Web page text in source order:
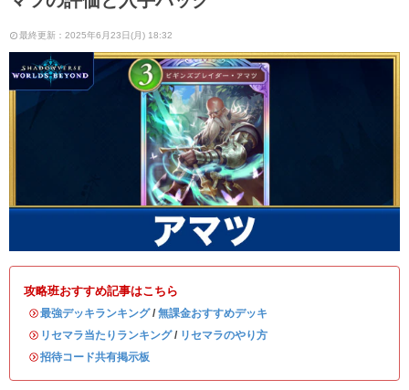
最終更新：2025年6月23日(月) 18:32
攻略班おすすめ記事はこちら
・最強デッキランキング/ 無課金おすすめデッキ
・ リセマラ当たりランキング/ リセマラのやり方
・招待コード共有掲示板